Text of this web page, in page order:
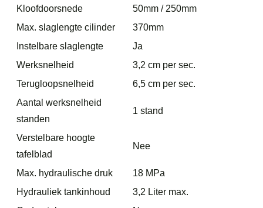
Kloofdoorsnede
50mm / 250mm
Max. slaglengte cilinder
370mm
Instelbare slaglengte
Ja
Werksnelheid
3,2 cm per sec.
Terugloopsnelheid
6,5 cm per sec.
Aantal werksnelheid
standen
1 stand
Verstelbare hoogte
tafelblad
Nee
Max. hydraulische druk
18 MPa
Hydrauliek tankinhoud
3,2 Liter max.